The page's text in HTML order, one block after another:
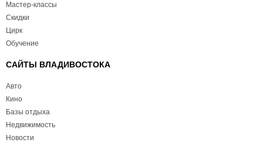
Мастер-классы
Скидки
Цирк
Обучение
САЙТЫ ВЛАДИВОСТОКА
Авто
Кино
Базы отдыха
Недвижимость
Новости